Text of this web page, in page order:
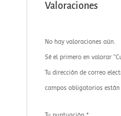
Valoraciones
No hay valoraciones aún.
Sé el primero en valorar
Tu dirección de correo
campos obligatorios